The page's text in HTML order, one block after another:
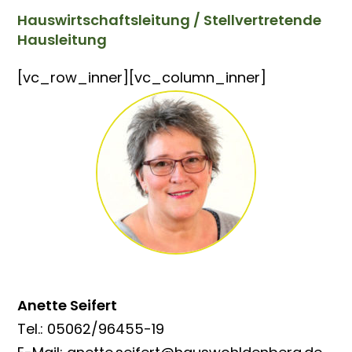
Hauswirtschaftsleitung / Stellvertretende
Hausleitung
[vc_row_inner][vc_column_inner]
Anette Seifert
Tel.: 05062/96455-19